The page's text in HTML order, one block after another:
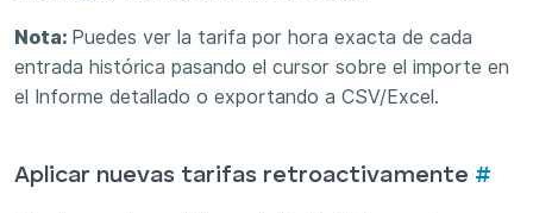
Nota: Puedes ver la tarifa por hora exacta de cada
entrada histórica pasando el cursor sobre el importe en
el Informe detallado o exportando a CSV/Excel.
Aplicar nuevas tarifas retroactivamente #